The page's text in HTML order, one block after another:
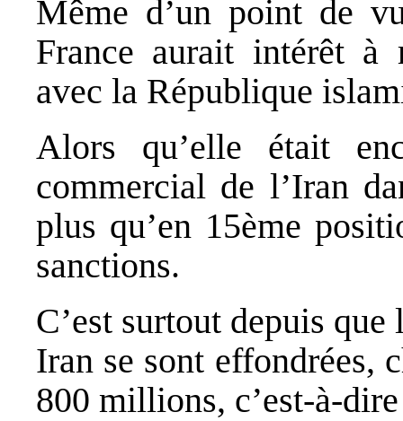
Même d’un point de
France aurait intérêt à
avec la République
Alors qu’elle était
commercial de l’Iran
plus qu’en 15ème
sanctions.
C’est surtout depuis
Iran se sont effondrées,
800 millions,